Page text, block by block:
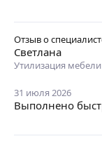
Отзыв о
Светлана
Утилизация мебели
31 июля 2026
Выполнено